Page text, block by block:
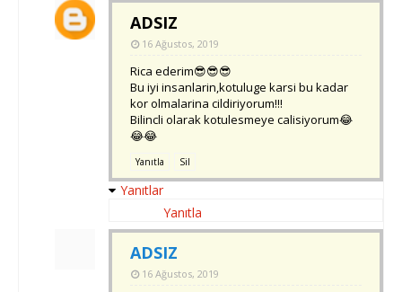
ADSIZ
16 Ağustos, 2019
Rica ederim😎😎😎
Bu iyi insanlarin,kotuluge karsi bu kadar
kor olmalarina cildiriyorum!!!
Bilincli olarak kotulesmeye calisiyorum😂
😂😂
Yanıtla Sil
Yanıtlar
Yanıtla
ADSIZ
16 Ağustos, 2019